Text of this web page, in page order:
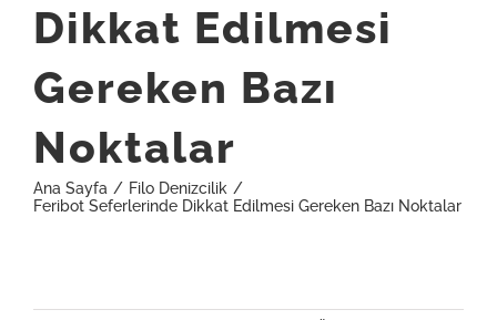
Dikkat Edilmesi
Gereken Bazı
Noktalar
Ana Sayfa / Filo Denizcilik /
Feribot Seferlerinde Dikkat Edilmesi Gereken Bazı Noktalar